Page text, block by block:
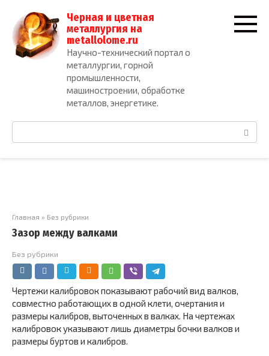
контенту
Черная и цветная
металлургия на
metallolome.ru
Научно-технический портал о
металлургии, горной
промышленности,
машиностроении, обработке
металлов, энергетике.
Главная » Без рубрики
Зазор между валками
Без рубрики
Чертежи калибровок показывают рабочий вид валков,
сов­местно работающих в одной клети, очертания и
размеры ка­либров, выточенных в валках. На чертежах
калибровок указывают лишь диаметры бочки валков и
размеры буртов и калибров.